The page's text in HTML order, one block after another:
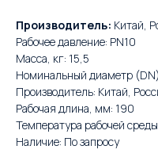
Производитель: Китай,
Рабочее давление: PN10
Масса, кг: 15,5
Номинальный диаметр
Производитель: Китай,
Рабочая длина, мм: 190
Температура рабочей
Наличие: По запросу